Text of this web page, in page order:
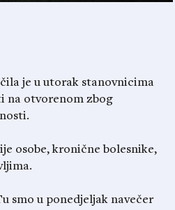
je u utorak stanovnicima
na otvorenom zbog
osobe, kronične bolesnike,
smo u ponedjeljak navečer